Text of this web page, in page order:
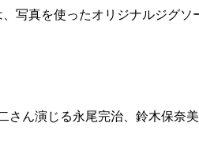
写真を使ったオリジナルジグ
さん演じる永尾完治、鈴木保